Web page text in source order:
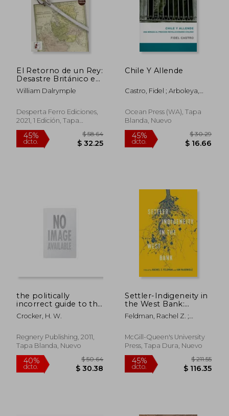
40%
dcto. $ 43.21
45%
dcto. $
El Retorno de un Rey:
Desastre Británico en
Afganistán 1839-1842
(Otros Títulos)
William Dalrymple
Desperta Ferro Ediciones,
2021, 1 Edición, Tapa
Blanda, Nuevo
Chile Y Allende
Castro, Fidel ; Arboleya,
Ocean Press (WA), Tapa
Blanda, Nuevo
the politically
incorrect guide to the
british empire (en
Inglés)
Crocker, H. W.
Regnery Publishing, 2011,
Tapa Blanda, Nuevo
Settler-Indigeneity in
the West Bank:
Volume 2 (en Inglés)
Feldman, Rachel Z. ;
McGill-Queen's University
Press, Tapa Dura, Nuevo